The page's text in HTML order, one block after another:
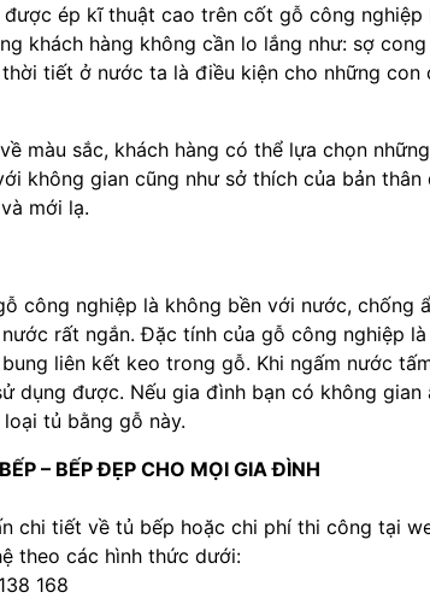
ép kĩ thuật cao trên cốt gỗ công nghiệp
khách hàng không cần lo lắng như: sợ
tiết ở nước ta là điều kiện cho những con
màu sắc, khách hàng có thể lựa chọn
không gian cũng như sở thích của bản thân
mới lạ.
công nghiệp là không bền với nước, chống
rất ngắn. Đặc tính của gỗ công nghiệp
liên kết keo trong gỗ. Khi ngấm nước
dụng được. Nếu gia đình bạn có không gian
tủ bằng gỗ này.
– BẾP ĐẸP CHO MỌI GIA ĐÌNH
chi tiết về tủ bếp hoặc chi phí thi công tại
theo các hình thức dưới:
168